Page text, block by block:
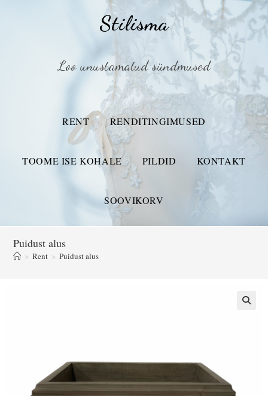
Stilisma
Loo unustamatud sündmused
RENT RENDITINGIMUSED
TOOME ISE KOHALE PILDID KONTAKT
SOOVIKORV
Puidust alus
> Rent > Puidust alus